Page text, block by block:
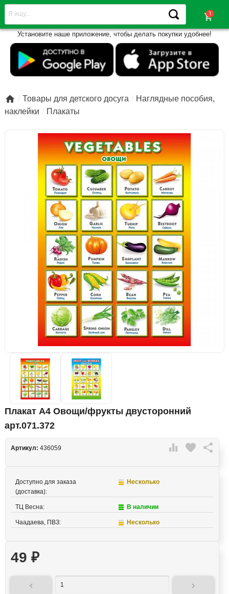
shopping_cart
Установите наше приложение, чтобы делать покупки удобнее!
 Товары для детского досуга
Наглядные пособия,
наклейки
Плакаты
Плакат А4 Овощи/фрукты двусторонний
арт.071.372
 favorite 
Артикул: 436059
Доступно для заказа
(доставка):
Несколько
ТЦ Весна: В наличии
Чаадаева, ПВЗ: Несколько
49 ₽
 